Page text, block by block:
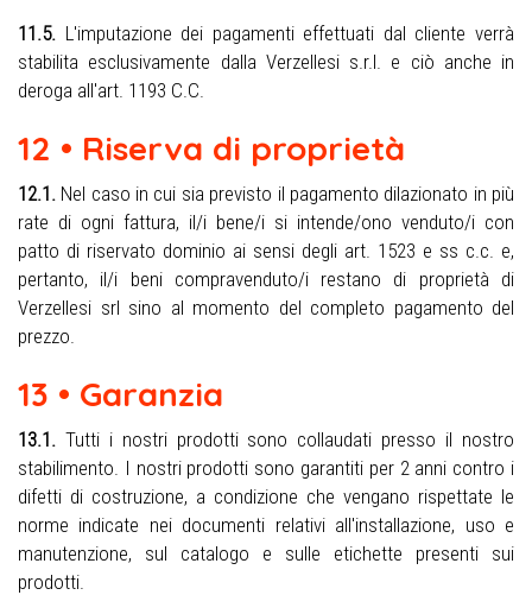
11.5. L'imputazione dei pagamenti effettuati dal cliente verrà
stabilita esclusivamente dalla Verzellesi s.r.l. e ciò anche in
deroga all'art. 1193 C.C.
12 • Riserva di proprietà
12.1. Nel caso in cui sia previsto il pagamento dilazionato in più
rate di ogni fattura, il/i bene/i si intende/ono venduto/i con
patto di riservato dominio ai sensi degli art. 1523 e ss c.c. e,
pertanto, il/i beni compravenduto/i restano di proprietà di
Verzellesi srl sino al momento del completo pagamento del
prezzo.
13 • Garanzia
13.1. Tutti i nostri prodotti sono collaudati presso il nostro
stabilimento. I nostri prodotti sono garantiti per 2 anni contro i
difetti di costruzione, a condizione che vengano rispettate le
norme indicate nei documenti relativi all'installazione, uso e
manutenzione, sul catalogo e sulle etichette presenti sui
prodotti.